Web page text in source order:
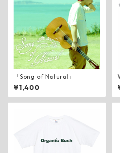
「Song of Natural」
¥1,400